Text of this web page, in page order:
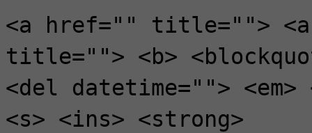
<a href="" title="">
title=""> <b>
<del datetime="">
<s> <ins> <strong>